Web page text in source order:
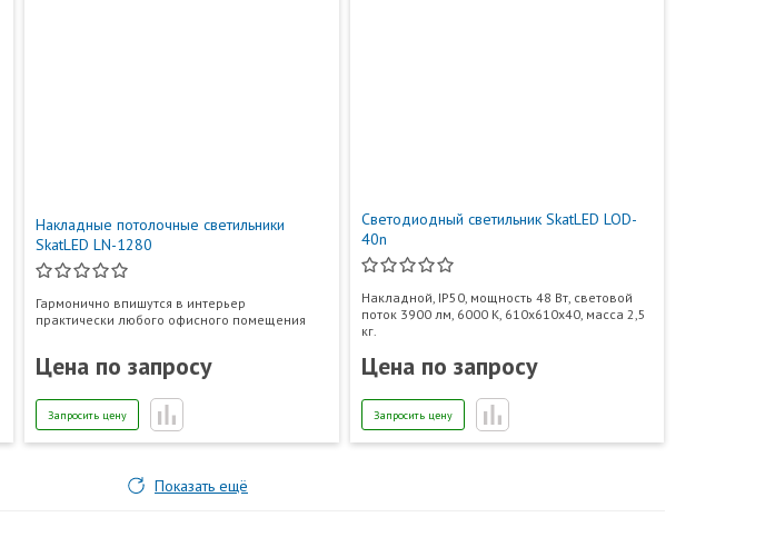
Накладные потолочные светильники
SkatLED LN-1280
Гармонично впишутся в интерьер
практически любого офисного помещения
Цена по запросу
Запросить цену
Светодиодный светильник SkatLED LOD-
40n
Накладной, IP50, мощность 48 Вт, световой
поток 3900 лм, 6000 К, 610х610х40, масса 2,5
кг.
Цена по запросу
Запросить цену
Показать ещё